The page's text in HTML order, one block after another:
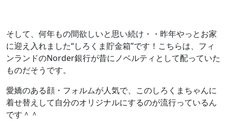
そして、何年もの間欲しいと思い続け・・昨年やっとお家
に迎え入れました“しろくま貯金箱”です！こちらは、フィ
ンランドのNorder銀行が昔にノベルティとして配っていた
ものだそうです。
愛嬌のある顔・フォルムが人気で、このしろくまちゃんに
着せ替えして自分のオリジナルにするのが流行っているん
です＾＾